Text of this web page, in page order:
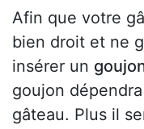
Afin que votre
bien droit et ne
insérer un
goujon
gâteau. Plus il